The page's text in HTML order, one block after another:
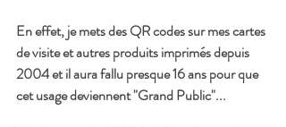
En effet, je mets des QR codes sur mes cartes
de visite et autres produits imprimés depuis
2004 et il aura fallu presque 16 ans pour que
cet usage deviennent "Grand Public"...